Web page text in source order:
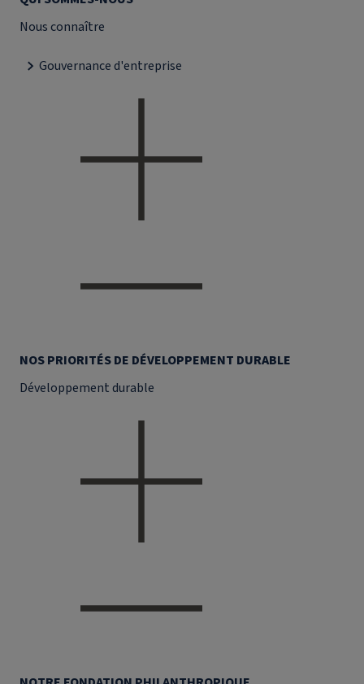
Nous connaître
Gouvernance d'entreprise
NOS PRIORITÉS DE DÉVELOPPEMENT DURABLE
Développement durable